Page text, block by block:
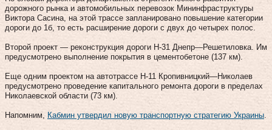
дорожного рынка и автомобильных перевозок Мининфраструктуры
Виктора Сасина, на этой трассе запланировано повышение категории
дороги до 1б, то есть расширение дороги с двух до четырех полос.
Второй проект — реконструкция дороги Н-31 Днепр—Решетиловка. Им
предусмотрено выполнение покрытия в цементобетоне (137 км).
Еще одним проектом на автотрассе Н-11 Кропивницкий—Николаев
предусмотрено проведение капитального ремонта дороги в пределах
Николаевской области (73 км).
Напомним, Кабмин утвердил новую транспортную стратегию Украины